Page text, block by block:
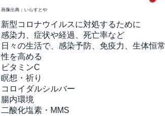
画像出典：いらすとや
新型コロナウイルスに対処するために
感染力、症状や経過、死亡率など
日々の生活で、感染予防、免疫力、生体恒常
性を高める
ビタミンC
瞑想・祈り
コロイダルシルバー
腸内環境
二酸化塩素・MMS